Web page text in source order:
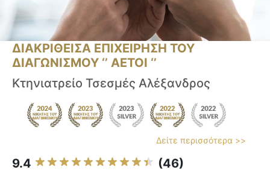
ΔΙΑΚΡΙΘΕΙΣΑ ΕΠΙΧΕΙΡΗΣΗ ΤΟΥ
ΔΙΑΓΩΝΙΣΜΟΥ ‘’ ΑΕΤΟΙ ‘’
Κτηνιατρείο Τσεσμές Αλέξανδρος
Δείτε περισσότερα >>
9.4 (46)